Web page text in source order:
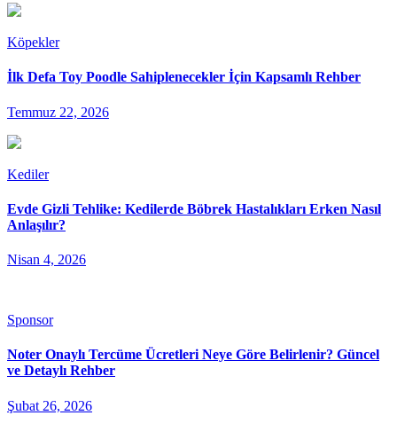
Köpekler
İlk Defa Toy Poodle Sahiplenecekler İçin Kapsamlı Rehber
Temmuz 22, 2026
Kediler
Evde Gizli Tehlike: Kedilerde Böbrek Hastalıkları Erken Nasıl
Anlaşılır?
Nisan 4, 2026
Sponsor
Noter Onaylı Tercüme Ücretleri Neye Göre Belirlenir? Güncel
ve Detaylı Rehber
Şubat 26, 2026